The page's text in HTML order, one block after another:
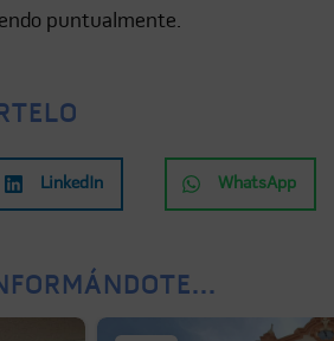
puntualmente.
LinkedIn WhatsApp